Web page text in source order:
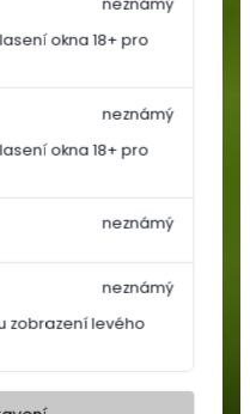
okna 18+ pro
okna 18+ pro
neznámý
neznámý
zobrazení levého
neznámý
Dvouletky
koberec